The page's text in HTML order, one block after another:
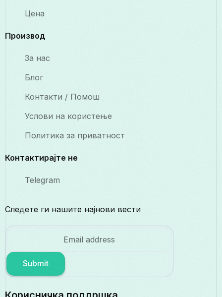
Цена
Производ
За нас
Блог
Контакти / Помош
Услови на користење
Политика за приватност
Контактирајте не
Telegram
Следете ги нашите најнови вести
Submit